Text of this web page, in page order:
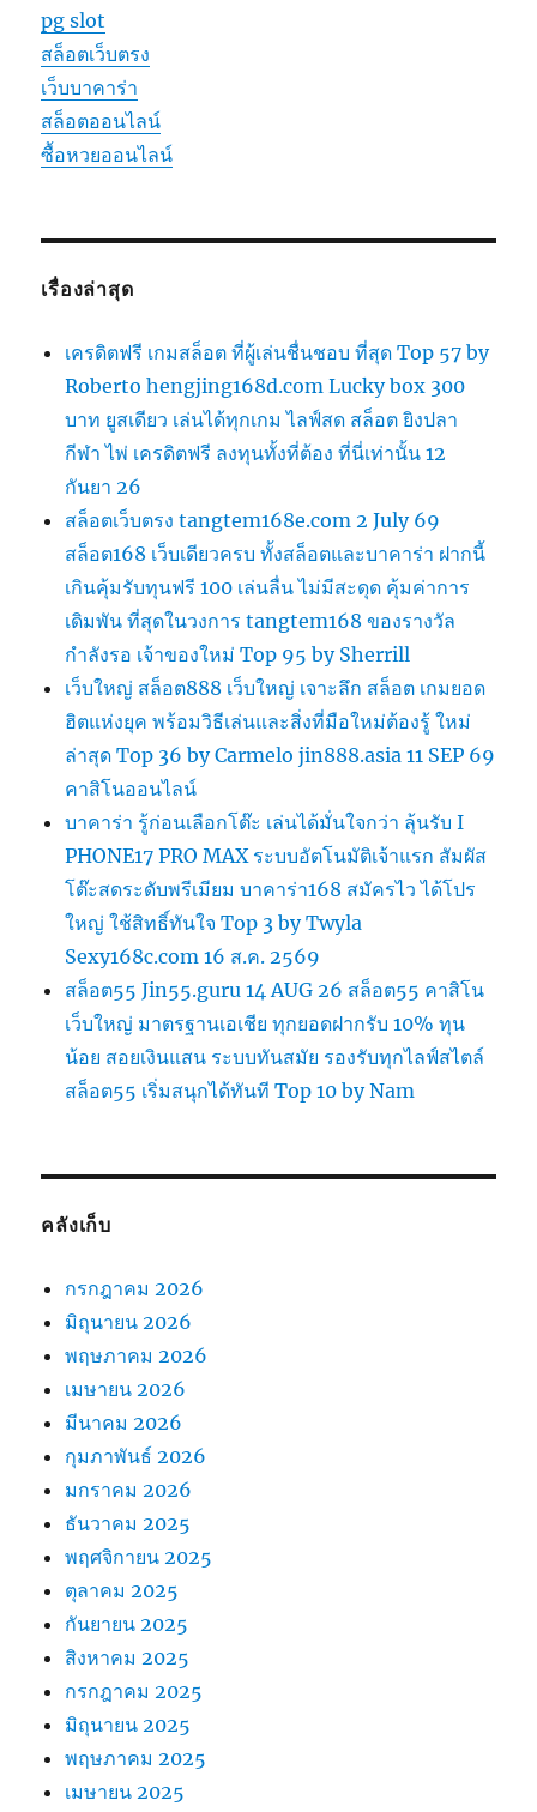
pg slot
สล็อตเว็บตรง
เว็บบาคาร่า
สล็อตออนไลน์
ซื้อหวยออนไลน์
เรื่องล่าสุด
เครดิตฟรี เกมสล็อต ที่ผู้เล่นชื่นชอบ ที่สุด Top 57 by
Roberto hengjing168d.com Lucky box 300
บาท ยูสเดียว เล่นได้ทุกเกม ไลฟ์สด สล็อต ยิงปลา
กีฬา ไพ่ เครดิตฟรี ลงทุนทั้งที่ต้อง ที่นี่เท่านั้น 12
กันยา 26
สล็อตเว็บตรง tangtem168e.com 2 July 69
สล็อต168 เว็บเดียวครบ ทั้งสล็อตและบาคาร่า ฝากนี้
เกินคุ้มรับทุนฟรี 100 เล่นลื่น ไม่มีสะดุด คุ้มค่าการ
เดิมพัน ที่สุดในวงการ tangtem168 ของรางวัล
กำลังรอ เจ้าของใหม่ Top 95 by Sherrill
เว็บใหญ่ สล็อต888 เว็บใหญ่ เจาะลึก สล็อต เกมยอด
ฮิตแห่งยุค พร้อมวิธีเล่นและสิ่งที่มือใหม่ต้องรู้ ใหม่
ล่าสุด Top 36 by Carmelo jin888.asia 11 SEP 69
คาสิโนออนไลน์
บาคาร่า รู้ก่อนเลือกโต๊ะ เล่นได้มั่นใจกว่า ลุ้นรับ I
PHONE17 PRO MAX ระบบอัตโนมัติเจ้าแรก สัมผัส
โต๊ะสดระดับพรีเมียม บาคาร่า168 สมัครไว ได้โปร
ใหญ่ ใช้สิทธิ์ทันใจ Top 3 by Twyla
Sexy168c.com 16 ส.ค. 2569
สล็อต55 Jin55.guru 14 AUG 26 สล็อต55 คาสิโน
เว็บใหญ่ มาตรฐานเอเชีย ทุกยอดฝากรับ 10% ทุน
น้อย สอยเงินแสน ระบบทันสมัย รองรับทุกไลฟ์สไตล์
สล็อต55 เริ่มสนุกได้ทันที Top 10 by Nam
คลังเก็บ
กรกฎาคม 2026
มิถุนายน 2026
พฤษภาคม 2026
เมษายน 2026
มีนาคม 2026
กุมภาพันธ์ 2026
มกราคม 2026
ธันวาคม 2025
พฤศจิกายน 2025
ตุลาคม 2025
กันยายน 2025
สิงหาคม 2025
กรกฎาคม 2025
มิถุนายน 2025
พฤษภาคม 2025
เมษายน 2025